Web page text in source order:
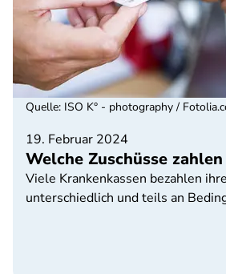
19. Februar 2024
Welche Zuschüsse
Viele Krankenkassen bezahlen
unterschiedlich und teils an
Quelle: ISO K° - photography /